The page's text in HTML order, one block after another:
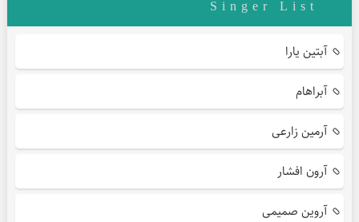
Singer List
آبتین یارا
آبراهام
آرمین زارعی
آرون افشار
آروین صمیمی